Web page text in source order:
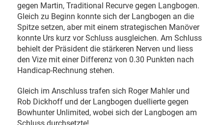
gegen Martin, Traditional Recurve gegen Langbogen.
Gleich zu Beginn konnte sich der Langbogen an die
Spitze setzen, aber mit einem strategischen Manöver
konnte Urs kurz vor Schluss ausgleichen. Am Schluss
behielt der Präsident die stärkeren Nerven und liess
den Vize mit einer Differenz von 0.30 Punkten nach
Handicap-Rechnung stehen.
Gleich im Anschluss trafen sich Roger Mahler und
Rob Dickhoff und der Langbogen duellierte gegen
Bowhunter Unlimited, wobei sich der Langbogen am
Schluss durchsetzte!